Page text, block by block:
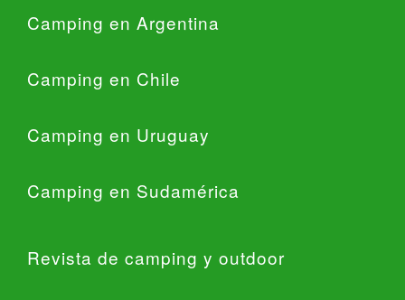
Camping en Argentina
Camping en Chile
Camping en Uruguay
Camping en Sudamérica
Revista de camping y outdoor